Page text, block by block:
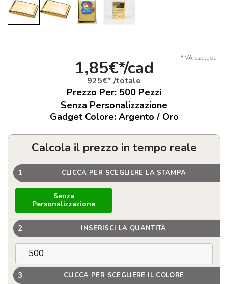
*IVA esclusa
1,85€*/cad
925€* /totale
Prezzo Per: 500 Pezzi
Senza Personalizzazione
Gadget Colore: Argento / Oro
Calcola il prezzo in tempo reale
1 CLICCA PER SCEGLIERE LA STAMPA
Senza
Personalizzazione
2 INSERISCI LA QUANTITÀ
3 CLICCA PER SCEGLIERE IL COLORE